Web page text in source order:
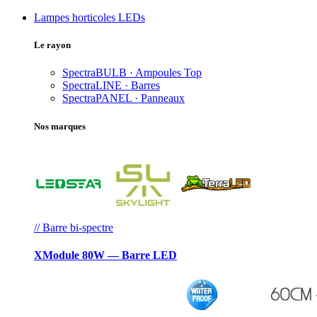
Lampes horticoles LEDs
Le rayon
SpectraBULB · Ampoules Top
SpectraLINE · Barres
SpectraPANEL · Panneaux
Nos marques
// Barre bi-spectre
XModule 80W — Barre LED